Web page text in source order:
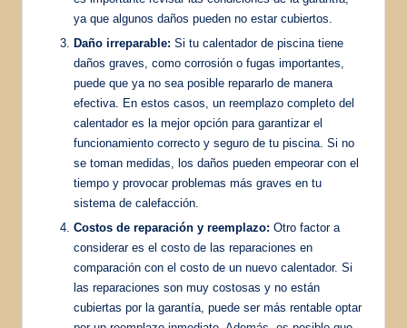
ya que algunos daños pueden no estar cubiertos.
Daño irreparable: Si tu calentador de piscina tiene
daños graves, como corrosión o fugas importantes,
puede que ya no sea posible repararlo de manera
efectiva. En estos casos, un reemplazo completo del
calentador es la mejor opción para garantizar el
funcionamiento correcto y seguro de tu piscina. Si no
se toman medidas, los daños pueden empeorar con el
tiempo y provocar problemas más graves en tu
sistema de calefacción.
Costos de reparación y reemplazo: Otro factor a
considerar es el costo de las reparaciones en
comparación con el costo de un nuevo calentador. Si
las reparaciones son muy costosas y no están
cubiertas por la garantía, puede ser más rentable optar